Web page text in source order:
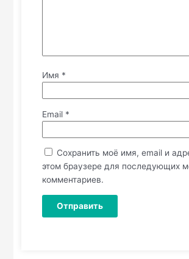
Имя *
Email *
Сохранить моё имя, email и
этом браузере для последующих
комментариев.